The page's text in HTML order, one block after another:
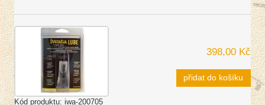
Kód produktu: iwa-200705
398,00 Kč
přidat do košíku